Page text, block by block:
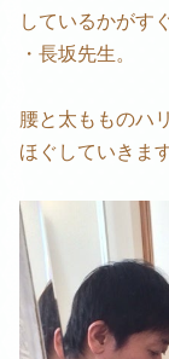
しているかがす
・長坂先生。
腰と太もものハ
ほぐしていきます